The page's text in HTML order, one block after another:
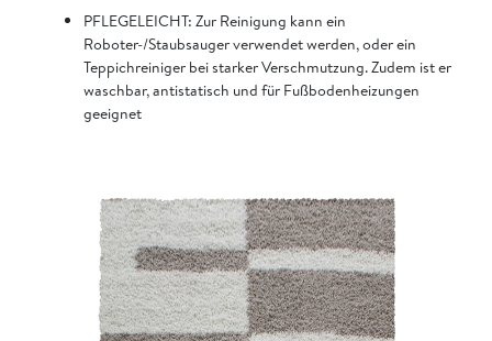
PFLEGELEICHT: Zur Reinigung kann ein
Roboter-/Staubsauger verwendet werden, oder ein
Teppichreiniger bei starker Verschmutzung. Zudem ist er
waschbar, antistatisch und für Fußbodenheizungen
geeignet